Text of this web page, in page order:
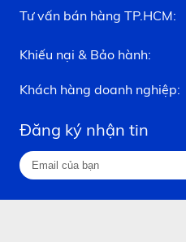
Tư vấn bán hàng TP.HCM:
Khiếu nại & Bảo hành:
Khách hàng doanh nghiệp:
Đăng ký nhận tin